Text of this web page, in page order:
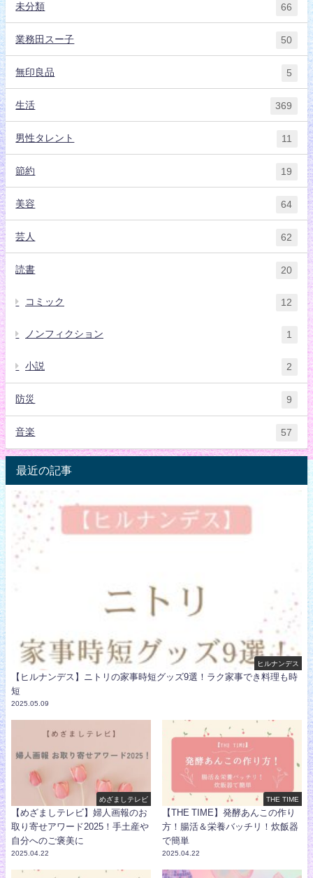
未分類 66
業務田スー子 50
無印良品 5
生活 369
男性タレント 11
節約 19
美容 64
芸人 62
読書 20
コミック 12
ノンフィクション 1
小説 2
防災 9
音楽 57
最近の記事
ヒルナンデス
【ヒルナンデス】ニトリの家事時短グッズ9選！ラク家事でき料理も時
短
2025.05.09
めざましテレビ
【めざましテレビ】婦人画報のお
取り寄せアワード2025！手土産や
自分へのご褒美に
2025.04.22
THE TIME
【THE TIME】発酵あんこの作り
方！腸活＆栄養バッチリ！炊飯器
で簡単
2025.04.22